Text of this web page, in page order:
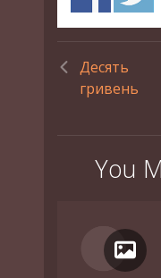
Десять
гривень
You